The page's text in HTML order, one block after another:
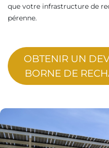
que votre infrastructure de
pérenne.
OBTENIR UN
BORNE DE